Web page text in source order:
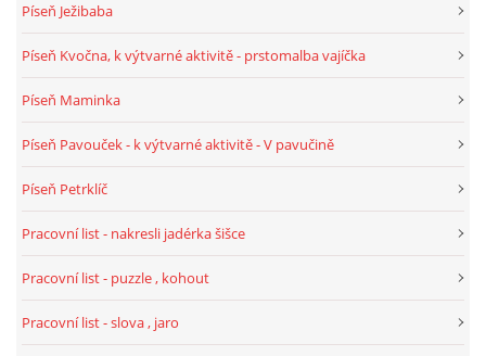
BÁSNĚ K TÉMATU ZIMA
VZDĚLÁVACÍ PLÁN OD ZÁŘÍ DO ČERVNA
SMYSLOVÁ AKTIVITA
Píseň Ježibaba
Píseň Kvočna, k výtvarné aktivitě - prstomalba vajíčka
Píseň Maminka
Píseň Pavouček - k výtvarné aktivitě - V pavučině
Píseň Petrklíč
Pracovní list - nakresli jadérka šišce
Pracovní list - puzzle , kohout
Pracovní list - slova , jaro